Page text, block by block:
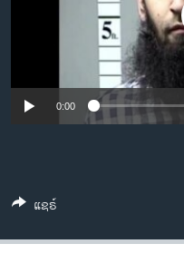
ອິດສະຫຼະພາບດ້ານການຂ່າວ
ຊຸມຊົນຊາວລາວ
ວິທະຍາສາດ-ເທັກໂນໂລຈີ
ພາສາອັງກິດ
No media
0:00
ແຊຣ໌